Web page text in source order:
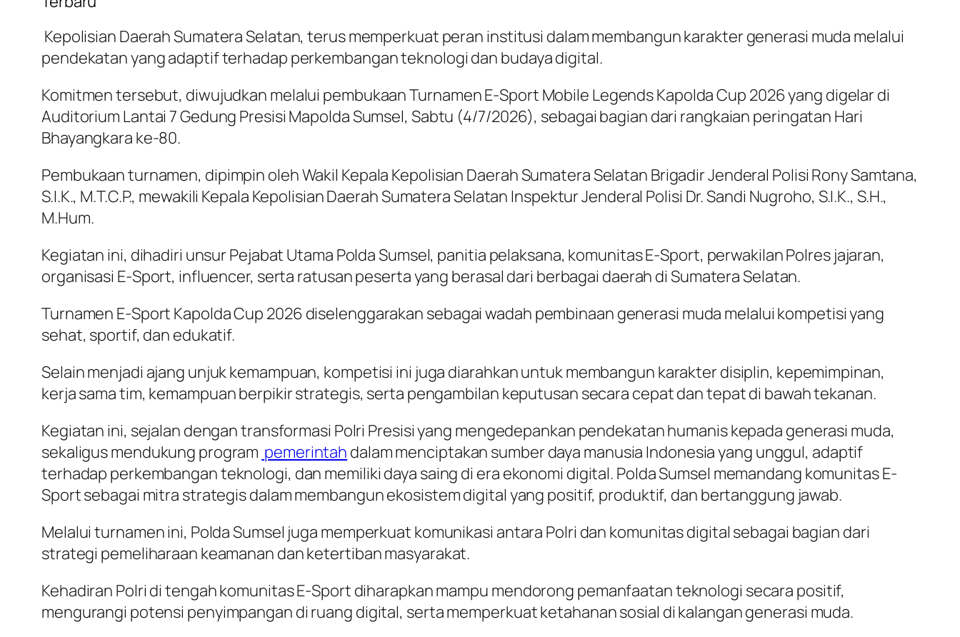
Kepolisian Daerah Sumatera Selatan, terus memperkuat peran institusi dalam membangun karakter generasi muda melalui
pendekatan yang adaptif terhadap perkembangan teknologi dan budaya digital.
Komitmen tersebut, diwujudkan melalui pembukaan Turnamen E-Sport Mobile Legends Kapolda Cup 2026 yang digelar di
Auditorium Lantai 7 Gedung Presisi Mapolda Sumsel, Sabtu (4/7/2026), sebagai bagian dari rangkaian peringatan Hari
Bhayangkara ke-80.
Pembukaan turnamen, dipimpin oleh Wakil Kepala Kepolisian Daerah Sumatera Selatan Brigadir Jenderal Polisi Rony Samtana,
S.I.K., M.T.C.P., mewakili Kepala Kepolisian Daerah Sumatera Selatan Inspektur Jenderal Polisi Dr. Sandi Nugroho, S.I.K., S.H.,
M.Hum.
Kegiatan ini, dihadiri unsur Pejabat Utama Polda Sumsel, panitia pelaksana, komunitas E-Sport, perwakilan Polres jajaran,
organisasi E-Sport, influencer, serta ratusan peserta yang berasal dari berbagai daerah di Sumatera Selatan.
Turnamen E-Sport Kapolda Cup 2026 diselenggarakan sebagai wadah pembinaan generasi muda melalui kompetisi yang
sehat, sportif, dan edukatif.
Selain menjadi ajang unjuk kemampuan, kompetisi ini juga diarahkan untuk membangun karakter disiplin, kepemimpinan,
kerja sama tim, kemampuan berpikir strategis, serta pengambilan keputusan secara cepat dan tepat di bawah tekanan.
Kegiatan ini, sejalan dengan transformasi Polri Presisi yang mengedepankan pendekatan humanis kepada generasi muda,
sekaligus mendukung program pemerintah dalam menciptakan sumber daya manusia Indonesia yang unggul, adaptif
terhadap perkembangan teknologi, dan memiliki daya saing di era ekonomi digital. Polda Sumsel memandang komunitas E-
Sport sebagai mitra strategis dalam membangun ekosistem digital yang positif, produktif, dan bertanggung jawab.
Melalui turnamen ini, Polda Sumsel juga memperkuat komunikasi antara Polri dan komunitas digital sebagai bagian dari
strategi pemeliharaan keamanan dan ketertiban masyarakat.
Kehadiran Polri di tengah komunitas E-Sport diharapkan mampu mendorong pemanfaatan teknologi secara positif,
mengurangi potensi penyimpangan di ruang digital, serta memperkuat ketahanan sosial di kalangan generasi muda.